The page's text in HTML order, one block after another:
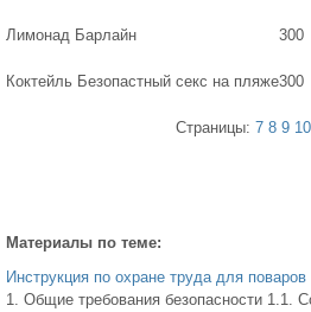
Лимонад Барлайн 300
Коктейль Безопастный секс на пляже300
Страницы: 7 8 9 10
Материалы по теме:
Инструкция по охране труда для поваров
1. Общие требования безопасности 1.1.